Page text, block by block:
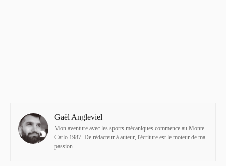
Gaël Angleviel
Mon aventure avec les sports mécaniques commence au Monte-
Carlo 1987. De rédacteur à auteur, l'écriture est le moteur de ma
passion.